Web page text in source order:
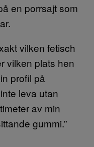
en porrsajt som
vilken fetisch
vilken plats hen
profil på
leva utan
av min
gummi.”